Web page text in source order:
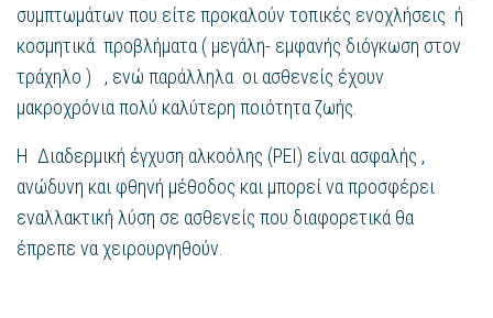
συμπτωμάτων που είτε προκαλούν τοπικές ενοχλήσεις ή
κοσμητικά προβλήματα ( μεγάλη- εμφανής διόγκωση στον
τράχηλο ) , ενώ παράλληλα οι ασθενείς έχουν
μακροχρόνια πολύ καλύτερη ποιότητα ζωής.
Η Διαδερμική έγχυση αλκοόλης (PEI) είναι ασφαλής ,
ανώδυνη και φθηνή μέθοδος και μπορεί να προσφέρει
εναλλακτική λύση σε ασθενείς που διαφορετικά θα
έπρεπε να χειρουργηθούν.